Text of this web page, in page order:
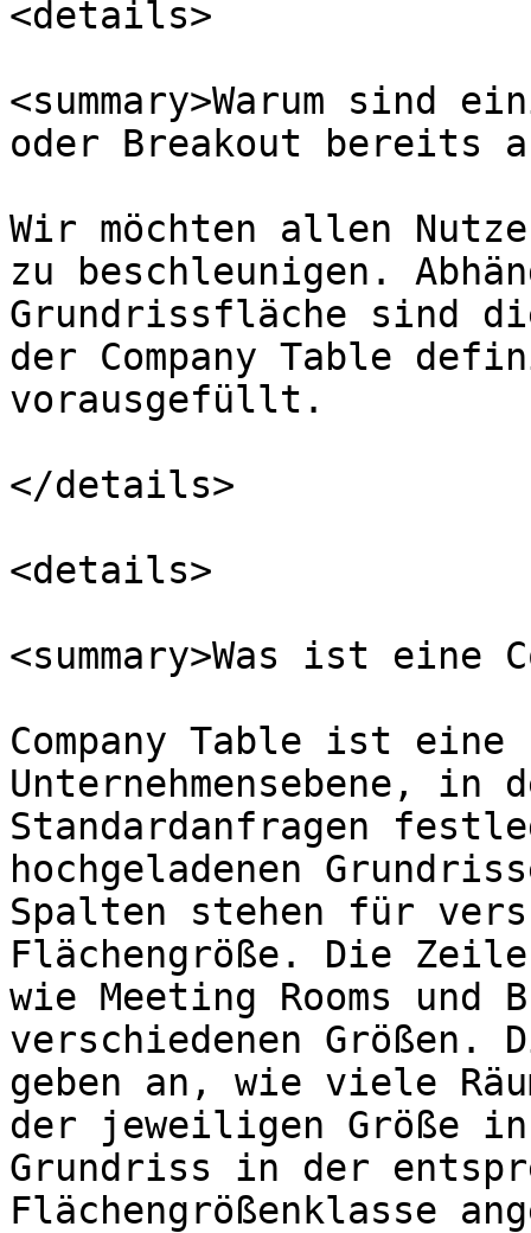
<details>
<summary>Warum sind
oder Breakout bereits
Wir möchten allen
zu beschleunigen.
Grundrissfläche sind
der Company Table
vorausgefüllt.
</details>
<details>
<summary>Was ist eine
Company Table ist
Unternehmensebene, in
Standardanfragen
hochgeladenen
Spalten stehen für
Flächengröße. Die
wie Meeting Rooms und
verschiedenen
geben an, wie viele
der jeweiligen Größe
Grundriss in der
Flächengrößenklasse